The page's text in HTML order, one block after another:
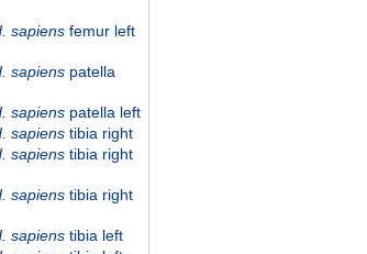
sapiens femur left
sapiens patella
sapiens patella left
sapiens tibia right
sapiens tibia right
sapiens tibia right
sapiens tibia left